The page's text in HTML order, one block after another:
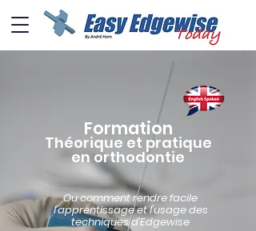
Formation
Théorique et pratique
en orthodontie
Ou comment rendre facile
l’apprentissage et l'usage des
techniques d’Edgewise